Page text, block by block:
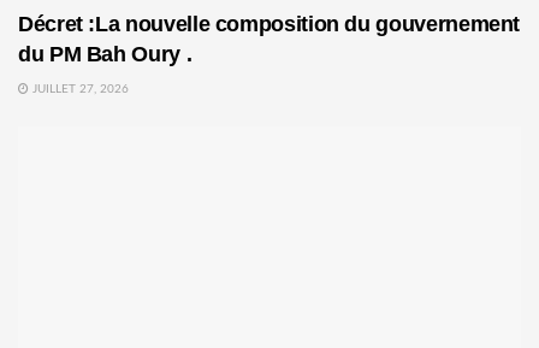
Décret :La nouvelle composition du gouvernement
du PM Bah Oury .
JUILLET 27, 2026